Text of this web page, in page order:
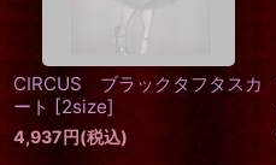
CIRCUS ブラックタフタスカ
ート [2size]
4,937円(税込)